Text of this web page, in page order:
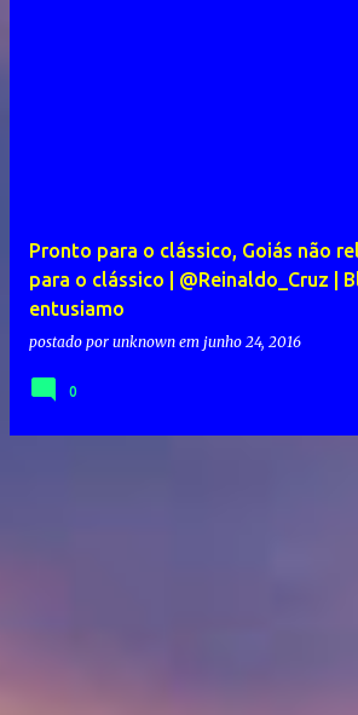
Pronto para o clássico, Goiás não
para o clássico | @Reinaldo_Cruz |
entusiamo
postado por unknown em junho 24, 2016
0